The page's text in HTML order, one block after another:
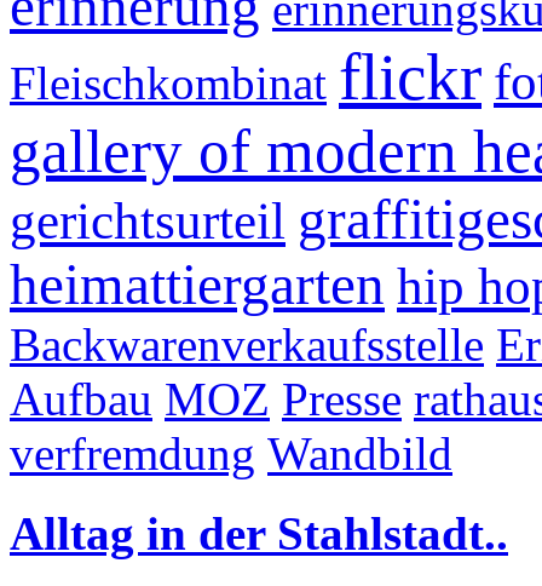
Fleischkombinat flickr
gallery of modern
gerichtsurteil
heimattiergarten hip
Backwarenverkaufsstelle
Aufbau MOZ Presse
verfremdung Wandbild
Alltag in der Stahlstadt..